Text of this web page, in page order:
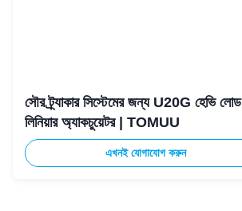
সৌর ট্র্যাকার সিস্টেমের জন্য U20G হেভি লোড
লিনিয়ার অ্যাকচুয়েটর | TOMUU
এখনই যোগাযোগ করুন